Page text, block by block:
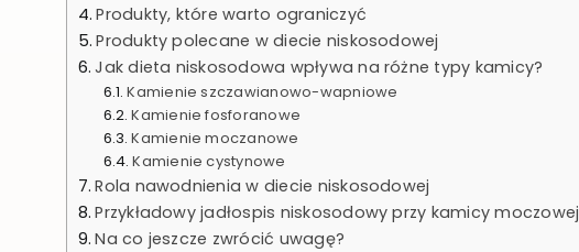
Produkty, które warto ograniczyć
Produkty polecane w diecie niskosodowej
Jak dieta niskosodowa wpływa na różne typy kamicy?
Kamienie szczawianowo-wapniowe
Kamienie fosforanowe
Kamienie moczanowe
Kamienie cystynowe
Rola nawodnienia w diecie niskosodowej
Przykładowy jadłospis niskosodowy przy kamicy moczowej
Na co jeszcze zwrócić uwagę?